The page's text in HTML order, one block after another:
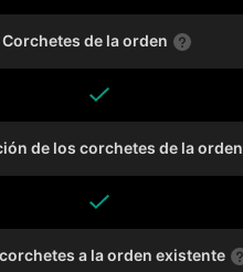
Corchetes de la orden
de los corchetes de la orden
a la orden existente